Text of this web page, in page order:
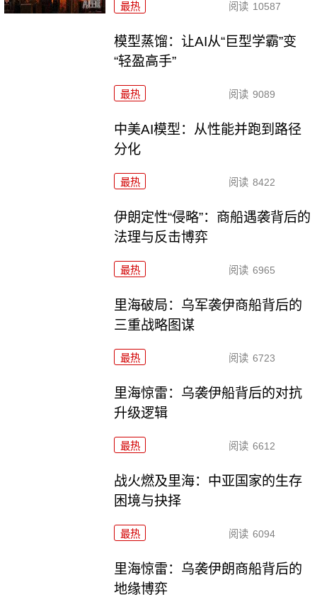
最热 阅读 10587
模型蒸馏：让AI从“巨型学霸”变
“轻盈高手”
最热 阅读 9089
中美AI模型：从性能并跑到路径
分化
最热 阅读 8422
伊朗定性“侵略”：商船遇袭背后的
法理与反击博弈
最热 阅读 6965
里海破局：乌军袭伊商船背后的
三重战略图谋
最热 阅读 6723
里海惊雷：乌袭伊船背后的对抗
升级逻辑
最热 阅读 6612
战火燃及里海：中亚国家的生存
困境与抉择
最热 阅读 6094
里海惊雷：乌袭伊朗商船背后的
地缘博弈